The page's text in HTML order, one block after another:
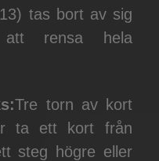
tas bort av sig
rensa hela
Tre torn av kort
ta ett kort från
steg högre eller